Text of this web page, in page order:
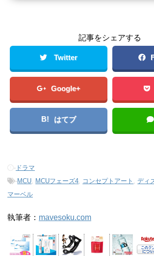
記事をシェアする
Twitter
Google+
B! はてブ
- ドラマ
-MCU MCUフェーズ4 コンセプトアート ,ディ
マーベル
執筆者： mavesoku.com